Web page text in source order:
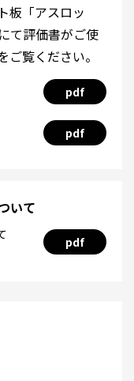
板「アスロッ
て評価書がご使
覧ください。
pdf
pdf
いて
pdf